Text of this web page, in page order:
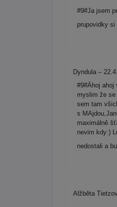
#9#Ja jsem
prupovidky
Dyndula –
#9#Ähoj
myslim že
sem tam
s
maximálně
nevim kdy:)
nedostali a
Alžběta